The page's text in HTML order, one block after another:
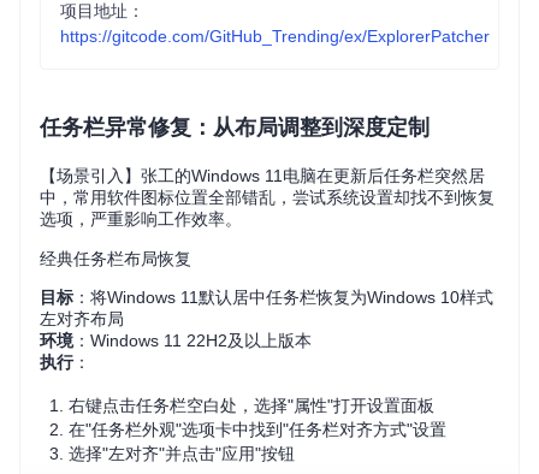
项目地址：
https://gitcode.com/GitHub_Trending/ex/ExplorerPatcher
任务栏异常修复：从布局调整到深度定制
【场景引入】张工的Windows 11电脑在更新后任务栏突然居
中，常用软件图标位置全部错乱，尝试系统设置却找不到恢复
选项，严重影响工作效率。
经典任务栏布局恢复
目标 ：将Windows 11默认居中任务栏恢复为Windows 10样式
左对齐布局
环境：Windows 11 22H2及以上版本
执行：
右键点击任务栏空白处，选择"属性"打开设置面板
在"任务栏外观"选项卡中找到"任务栏对齐方式"设置
选择"左对齐"并点击"应用"按钮